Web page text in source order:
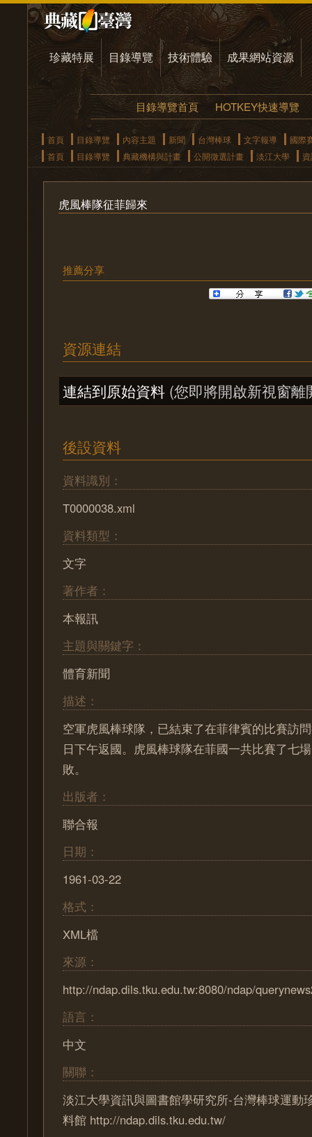
珍藏特展 目錄導覽 技術體驗 成果網站資源
目錄導覽首頁 HOTKEY快速導覽
首頁 目錄導覽 內容主題 新聞 台灣棒球 文字報導
國際
首頁
目錄導覽 典藏機構與計畫 公開徵選計畫 淡江大學
虎風棒隊征菲歸來
推薦分享
資源連結
連結到原始資料 (您即將開啟新視窗離
後設資料
資料識別：
T0000038.xml
資料類型：
文字
著作者：
本報訊
主題與關鍵字：
體育新聞
描述：
空軍虎風棒球隊，已結束了在菲律賓的比賽訪
日下午返國。虎風棒球隊在菲國一共比賽了七
敗。
出版者：
聯合報
日期：
1961-03-22
格式：
XML檔
來源：
http://ndap.dils.tku.edu.tw:8080/ndap/
語言：
中文
關聯：
淡江大學資訊與圖書館學研究所-台灣棒球運動
料館 http://ndap.dils.tku.edu.tw/